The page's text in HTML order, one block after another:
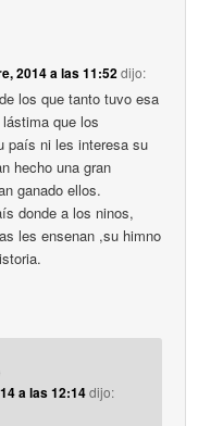
2014 a las 11:52dijo:
los que tanto tuvo esa
que los
país ni les interesa su
hecho una gran
ganado ellos.
donde a los ninos,
les ensenan ,su himno
a las 12:14dijo: